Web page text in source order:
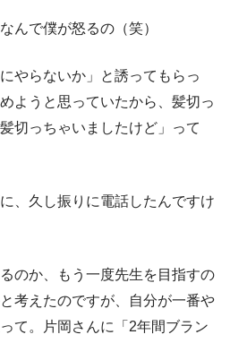
んで僕が怒るの（笑）
やらないか」と誘ってもらっ
ようと思っていたから、髪切っ
切っちゃいましたけど」って
、久し振りに電話したんですけ
のか、もう一度先生を目指すの
考えたのですが、自分が一番や
て。片岡さんに「2年間ブラン